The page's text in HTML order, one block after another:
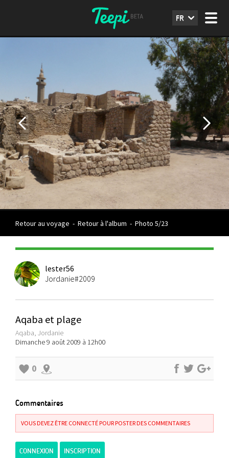
FR
Retour au voyage - Retour à l'album - Photo 5/23
lester56
Jordanie#2009
Aqaba et plage
Aqaba, Jordanie
Dimanche 9 août 2009 à 12h00
0
Commentaires
VOUS DEVEZ ÊTRE CONNECTÉ POUR POSTER DES COMMENTAIRES
CONNEXION INSCRIPTION